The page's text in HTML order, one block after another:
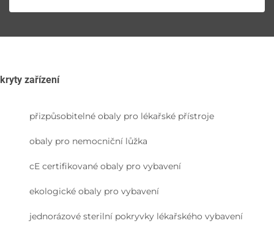
kryty zařízení
přizpůsobitelné obaly pro lékařské přístroje
obaly pro nemocniční lůžka
cE certifikované obaly pro vybavení
ekologické obaly pro vybavení
jednorázové sterilní pokryvky lékařského vybavení